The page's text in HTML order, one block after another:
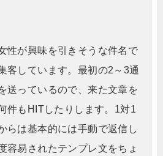
性が興味を引きそうな件名で
客しています。最初の2～3通
送っているので、来た文章を
件もHITしたりします。1対1
らは基本的には手動で返信し
容易されたテンプレ文をちょ